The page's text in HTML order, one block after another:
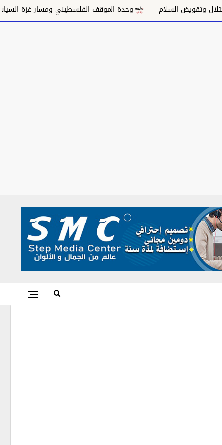
السلام وحدة الموقف الفلسطيني ومسار غزة السياسي